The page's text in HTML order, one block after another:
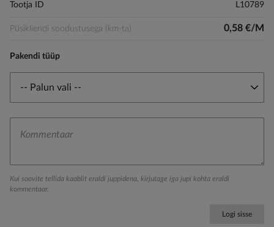
Tootja ID
L10789
Püsikliendi soodustusega (km-ta) 0,58 €/M
Pakendi tüüp
Kui soovite tellida kaablit eraldi juppidena, kirjutage iga jupi kohta eraldi
kommentaar.
Logi sisse